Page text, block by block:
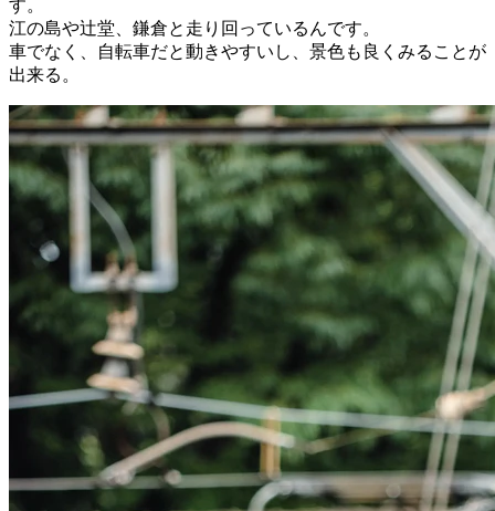
す。
江の島や辻堂、鎌倉と走り回っているんです。
車でなく、自転車だと動きやすいし、景色も良くみることが
出来る。